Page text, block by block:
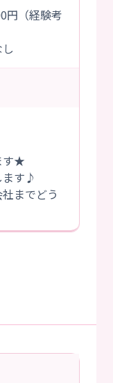
円（経験考
す★
ます♪
までどう